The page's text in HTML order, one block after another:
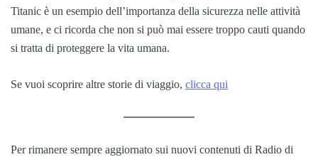
Titanic è un esempio dell’importanza della sicurezza nelle attività
umane, e ci ricorda che non si può mai essere troppo cauti quando
si tratta di proteggere la vita umana.
Se vuoi scoprire altre storie di viaggio, clicca qui
Per rimanere sempre aggiornato sui nuovi contenuti di Radio di